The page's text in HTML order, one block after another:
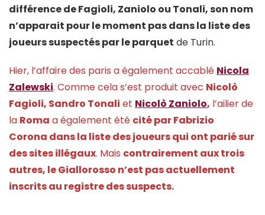
différence de Fagioli, Zaniolo ou Tonali, son nom
n’apparait pour le moment pas dans la liste des
joueurs suspectés par le parquet de Turin.
Hier, l’affaire des paris a également accablé Nicola
Zalewski. Comme cela s’est produit avec Nicolò
Fagioli, Sandro Tonali et Nicolò Zaniolo, l’ailier de
la Roma a également été cité par Fabrizio
Corona dans la liste des joueurs qui ont parié sur
des sites illégaux. Mais contrairement aux trois
autres, le Giallorosso n’est pas actuellement
inscrits au registre des suspects.